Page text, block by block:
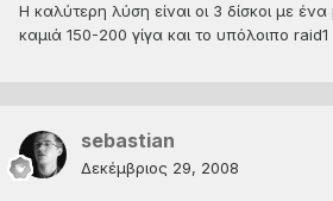
Η καλύτερη λύση είναι οι 3 δίσκοι με
καμιά 150-200 γίγα και το υπόλοιπο raid1
sebastian
Δεκέμβριος 29, 2008